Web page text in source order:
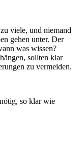
viele, und niemand
gehen unter. Der
was wissen?
sollten klar
zu vermeiden.
so klar wie